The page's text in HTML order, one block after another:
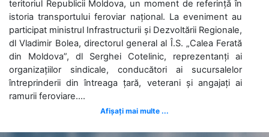
teritoriul Republicii Moldova, un moment de referință în
istoria transportului feroviar național. La eveniment au
participat ministrul Infrastructurii și Dezvoltării Regionale,
dl Vladimir Bolea, directorul general al Î.S. „Calea Ferată
din Moldova”, dl Serghei Cotelinic, reprezentanți ai
organizațiilor sindicale, conducători ai sucursalelor
întreprinderii din întreaga țară, veterani și angajați ai
ramurii feroviare....
Afișați mai multe ...